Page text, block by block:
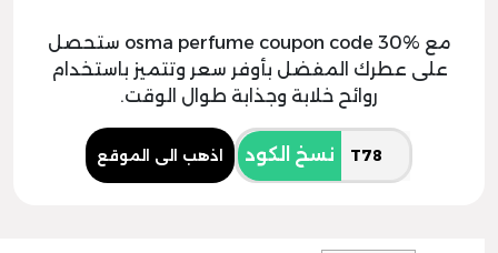
مع osma perfume coupon code 30% ستحصل
على عطرك المفضل بأوفر سعر وتتميز باستخدام
روائح خلابة وجذابة طوال الوقت.
نسخ الكود اذهب الى الموقع